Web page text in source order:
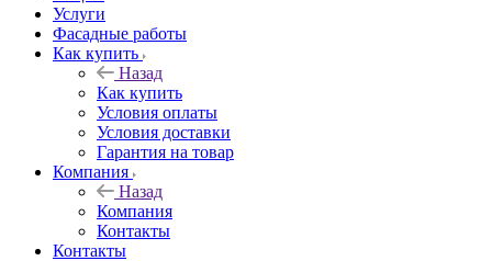
Услуги
Фасадные работы
Как купить
Назад
Как купить
Условия оплаты
Условия доставки
Гарантия на товар
Компания
Назад
Компания
Контакты
Контакты